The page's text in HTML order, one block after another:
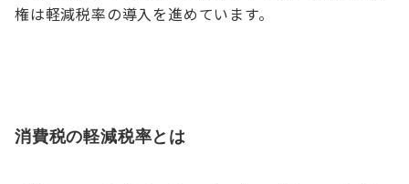
権は軽減税率の導入を進めています。
消費税の軽減税率とは